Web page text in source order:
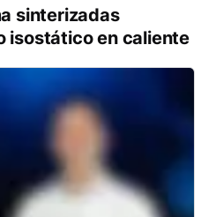
sinterizadas
isostático en caliente